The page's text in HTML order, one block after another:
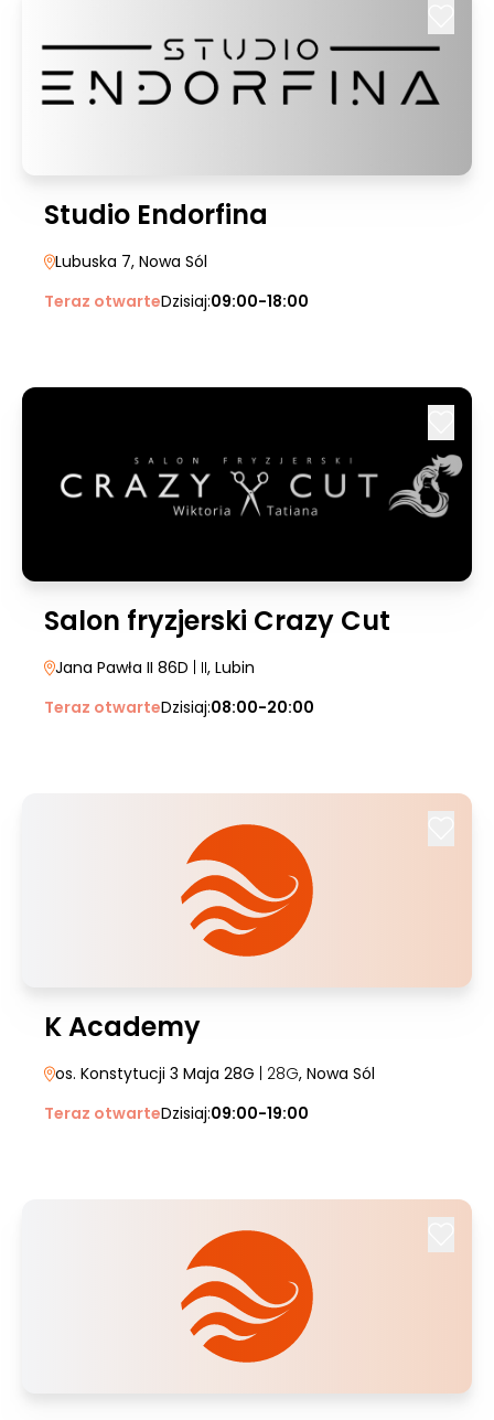
Studio Endorfina
Lubuska 7, Nowa Sól
Teraz otwarteDzisiaj:09:00-18:00
Salon fryzjerski Crazy Cut
Jana Pawła II 86D | II, Lubin
Teraz otwarteDzisiaj:08:00-20:00
K Academy
os. Konstytucji 3 Maja 28G | 28G, Nowa Sól
Teraz otwarteDzisiaj:09:00-19:00